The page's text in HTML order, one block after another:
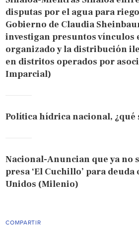
disputas por el agua para
Gobierno de Claudia
investigan presuntos vínculos
organizado y la distribución
en distritos operados por
Imparcial)
Política hídrica nacional,
Nacional-Anuncian que ya no
presa ‘El Cuchillo’ para deuda
Unidos (Milenio)
COMPARTIR